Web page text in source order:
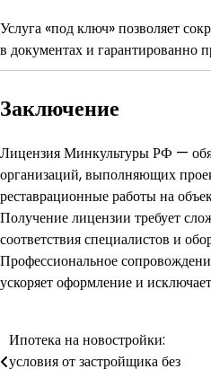
Услуга «под ключ» позволяет
в документах и гарантированно
Заключение
Лицензия Минкультуры РФ —
организаций, выполняющих
реставрационные работы на
Получение лицензии требует
соответствия специалистов и
Профессиональное
ускоряет оформление и
Навигация
Ипотека на новостройки:
условия от застройщика без